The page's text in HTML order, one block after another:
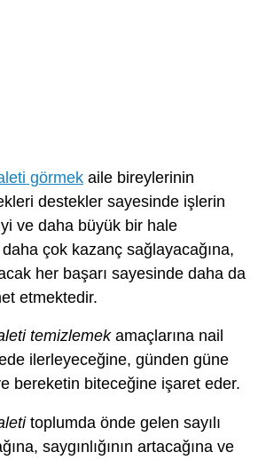
görmek aile bireylerinin
destekler sayesinde işlerin
ve daha büyük bir hale
çok kazanç sağlayacağına,
her başarı sayesinde daha da
etmektedir.
temizlemekamaçlarına nail
ilerleyeceğine, günden güne
bereketin biteceğine işaret eder.
toplumda önde gelen sayılı
saygınlığının artacağına ve